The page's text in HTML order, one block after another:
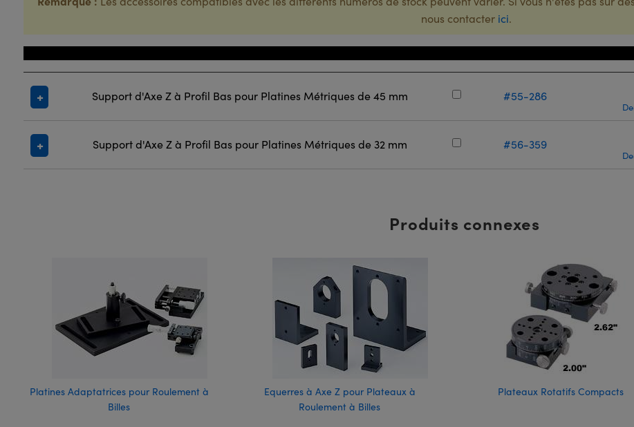
nous contacter ici.
Support d'Axe Z à Profil Bas pour Platines Métriques de 45 mm #55-286
Support d'Axe Z à Profil Bas pour Platines Métriques de 32 mm #56-359
Produits connexes
Platines Adaptatrices pour Roulement à
Billes
Equerres à Axe Z pour Plateaux à
Roulement à Billes
Plateaux Rotatifs Compacts